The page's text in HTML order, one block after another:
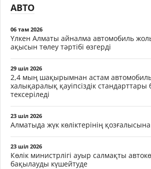
АВТО
06 там 2026
Үлкен Алматы айналма автомобиль
ақысын төлеу тәртібі өзгерді
29 шіл 2026
2,4 мың шақырымнан астам
халықаралық қауіпсіздік
тексеріледі
23 шіл 2026
Алматыда жүк көліктерінің қозғалысына
23 шіл 2026
Көлік министрлігі ауыр салмақты
бақылауды күшейтуде